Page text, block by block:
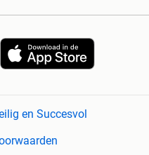
en Succesvol